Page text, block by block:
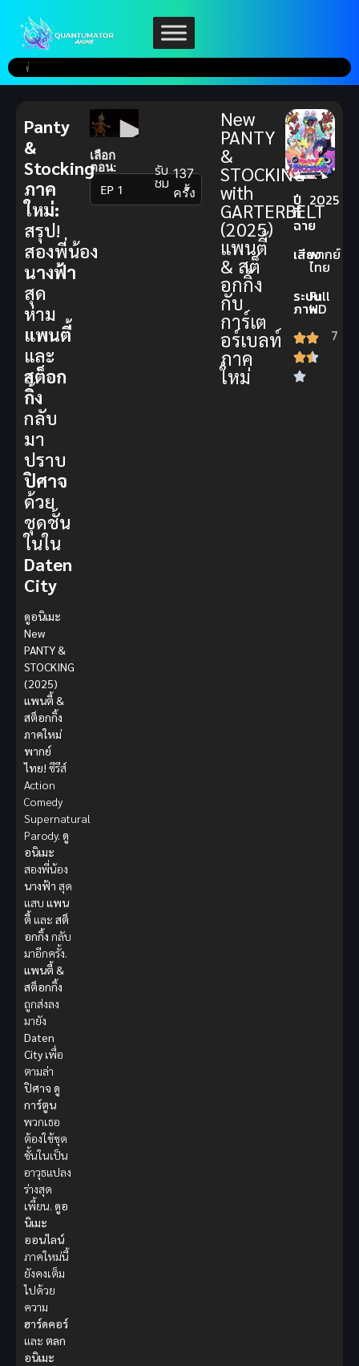
เลือก
ตอน:
▼
รับ
ชม 137
ครั้ง
New
PANTY
&
STOCKING
with
GARTERBELT
(2025)
แพนตี้
& สต็
อกกิ้ง
กับ
การ์เต
อร์เบลท์
ภาค
ใหม่
ปี
ที่
ฉาย
2025
เสียงพากย์
ไทย
ระบบ
ภาพ
Full
HD
7
Panty
&
Stocking
ภาค
ใหม่:
สรุป!
สองพี่น้อง
นางฟ้า
สุด
ห่าม
แพนตี้
และ
สต็อก
กิ้ง
กลับ
มา
ปราบ
ปิศาจ
ด้วย
ชุดชั้น
ในใน
Daten
City
ดูอนิเมะ
New
PANTY &
STOCKING
(2025)
แพนตี้ &
สต็อกกิ้ง
ภาคใหม่
พากย์
ไทย! ซีรีส์
Action
Comedy
Supernatural
Parody. ดู
อนิเมะ
สองพี่น้อง
นางฟ้า สุด
แสบ แพน
ตี้ และ สต็
อกกิ้ง กลับ
มาอีกครั้ง.
แพนตี้ &
สต็อกกิ้ง
ถูกส่งลง
มายัง
Daten
Cityเพื่อ
ตามล่า
ปิศาจ ดู
การ์ตูน
พวกเธอ
ต้องใช้ชุด
ชั้นในเป็น
อาวุธแปลง
ร่างสุด
เพี้ยน. ดูอ
นิเมะ
ออนไลน์
ภาคใหม่นี้
ยังคงเต็ม
ไปด้วย
ความ
ฮาร์ดคอร์
และ ตลก
อนิเมะ